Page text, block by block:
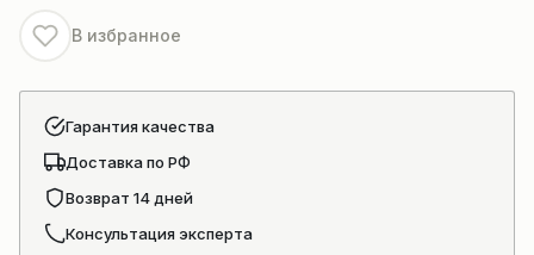
CBGJ1032
В избранное
Гарантия качества
Доставка по РФ
Возврат 14 дней
Консультация эксперта